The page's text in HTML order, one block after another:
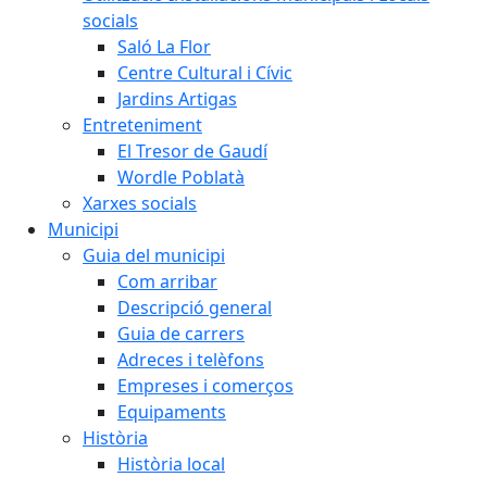
socials
Saló La Flor
Centre Cultural i Cívic
Jardins Artigas
Entreteniment
El Tresor de Gaudí
Wordle Poblatà
Xarxes socials
Municipi
Guia del municipi
Com arribar
Descripció general
Guia de carrers
Adreces i telèfons
Empreses i comerços
Equipaments
Història
Història local